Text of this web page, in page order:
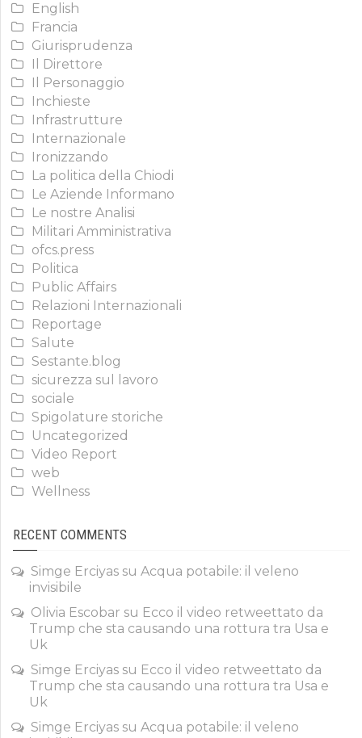
English
Francia
Giurisprudenza
Il Direttore
Il Personaggio
Inchieste
Infrastrutture
Internazionale
Ironizzando
La politica della Chiodi
Le Aziende Informano
Le nostre Analisi
Militari Amministrativa
ofcs.press
Politica
Public Affairs
Relazioni Internazionali
Reportage
Salute
Sestante.blog
sicurezza sul lavoro
sociale
Spigolature storiche
Uncategorized
Video Report
web
Wellness
RECENT COMMENTS
Simge Erciyas su Acqua potabile: il veleno
invisibile
Olivia Escobar su Ecco il video retweettato da
Trump che sta causando una rottura tra Usa e
Uk
Simge Erciyas su Ecco il video retweettato da
Trump che sta causando una rottura tra Usa e
Uk
Simge Erciyas su Acqua potabile: il veleno